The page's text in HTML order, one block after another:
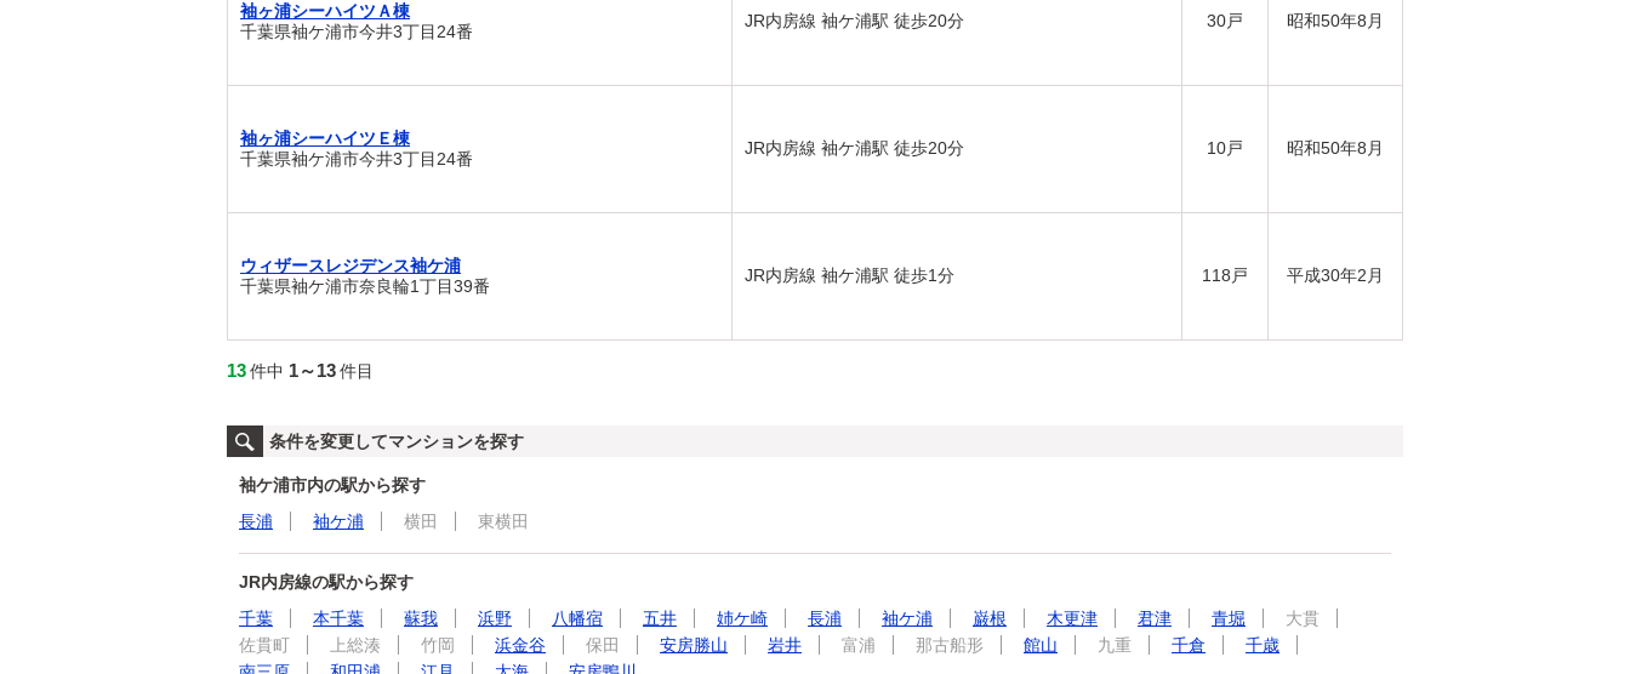
袖ヶ浦シーハイツＡ棟
千葉県袖ケ浦市今井3丁目24番
JR内房線 袖ケ浦駅 徒歩20分 30戸 昭和50年8月
袖ヶ浦シーハイツＥ棟
千葉県袖ケ浦市今井3丁目24番
JR内房線 袖ケ浦駅 徒歩20分 10戸 昭和50年8月
ウィザースレジデンス袖ケ浦
千葉県袖ケ浦市奈良輪1丁目39番
JR内房線 袖ケ浦駅 徒歩1分 118戸 平成30年2月
13件中 1～13件目
条件を変更してマンションを探す
袖ケ浦市内の駅から探す
長浦
袖ケ浦 横田 東横田
JR内房線の駅から探す
千葉
本千葉 蘇我 浜野 八幡宿 五井 姉ケ崎 長浦 袖ケ浦 巌根 木更津 君津 青堀
大貫
佐貫町
上総湊 竹岡 浜金谷 保田 安房勝山 岩井 富浦 那古船形 館山 九重 千倉
千歳